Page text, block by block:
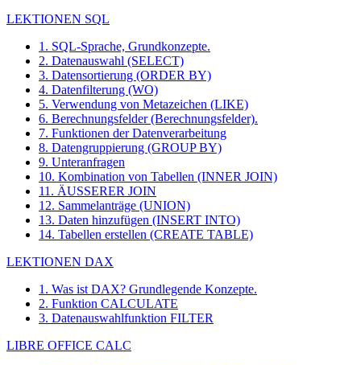
LEKTIONEN SQL
1. SQL-Sprache, Grundkonzepte.
2. Datenauswahl (SELECT)
3. Datensortierung (ORDER BY)
4. Datenfilterung (WO)
5. Verwendung von Metazeichen (LIKE)
6. Berechnungsfelder (Berechnungsfelder).
7. Funktionen der Datenverarbeitung
8. Datengruppierung (GROUP BY)
9. Unteranfragen
10. Kombination von Tabellen (INNER JOIN)
11. ÄUSSERER JOIN
12. Sammelanträge (UNION)
13. Daten hinzufügen (INSERT INTO)
14. Tabellen erstellen (CREATE TABLE)
LEKTIONEN DAX
1. Was ist DAX? Grundlegende Konzepte.
2. Funktion CALCULATE
3. Datenauswahlfunktion FILTER
LIBRE OFFICE CALC